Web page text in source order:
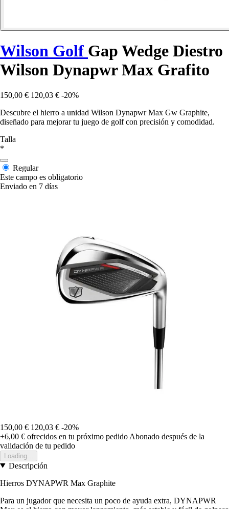
Wilson Golf Gap Wedge Diestro
Wilson Dynapwr Max Grafito
150,00 € 120,03 € -20%
Descubre el hierro a unidad Wilson Dynapwr Max Gw Graphite,
diseñado para mejorar tu juego de golf con precisión y comodidad.
Talla
*
Regular
Este campo es obligatorio
Enviado en 7 días
150,00 € 120,03 € -20%
+6,00 € ofrecidos en tu próximo pedido Abonado después de la
validación de tu pedido
Loading...
Descripción
Hierros DYNAPWR Max Graphite
Para un jugador que necesita un poco de ayuda extra, DYNAPWR